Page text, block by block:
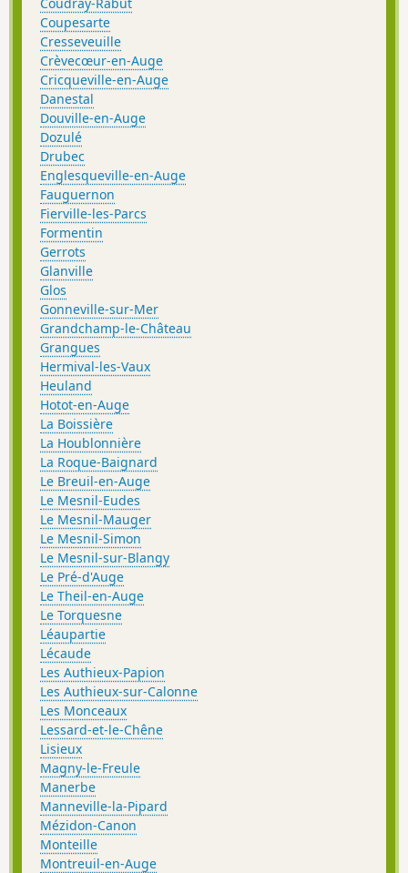
Coupesarte
Cresseveuille
Crèvecœur-en-Auge
Cricqueville-en-Auge
Danestal
Douville-en-Auge
Dozulé
Drubec
Englesqueville-en-Auge
Fauguernon
Fierville-les-Parcs
Formentin
Gerrots
Glanville
Glos
Gonneville-sur-Mer
Grandchamp-le-Château
Grangues
Hermival-les-Vaux
Heuland
Hotot-en-Auge
La Boissière
La Houblonnière
La Roque-Baignard
Le Breuil-en-Auge
Le Mesnil-Eudes
Le Mesnil-Mauger
Le Mesnil-Simon
Le Mesnil-sur-Blangy
Le Pré-d'Auge
Le Theil-en-Auge
Le Torquesne
Léaupartie
Lécaude
Les Authieux-Papion
Les Authieux-sur-Calonne
Les Monceaux
Lessard-et-le-Chêne
Lisieux
Magny-le-Freule
Manerbe
Manneville-la-Pipard
Mézidon-Canon
Monteille
Montreuil-en-Auge